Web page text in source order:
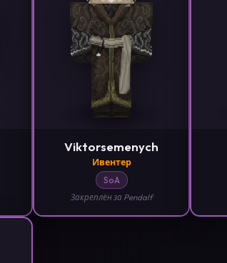
Viktorsemenych
Ивентер
SoA
Закреплён за Pendalf